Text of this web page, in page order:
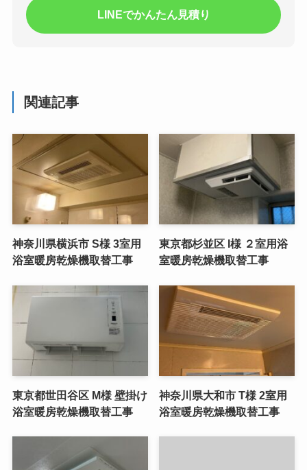
LINEでかんたん見積り
関連記事
神奈川県横浜市 S様 3室用
浴室暖房乾燥機取替工事
東京都杉並区 I様 ２室用浴
室暖房乾燥機取替工事
東京都世田谷区 M様 壁掛け
浴室暖房乾燥機取替工事
神奈川県大和市 T様 2室用
浴室暖房乾燥機取替工事